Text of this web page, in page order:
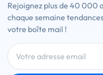
Rejoignez plus de 40 000
chaque semaine
votre boîte mail !